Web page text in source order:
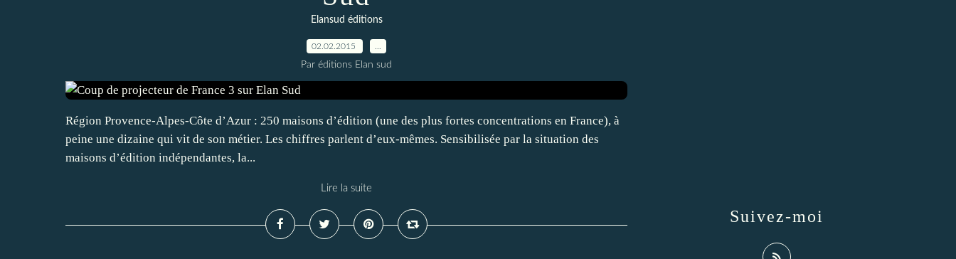
Elansud éditions
02.02.2015
Par éditions Elan sud
Région Provence-Alpes-Côte d’Azur : 250 maisons d’édition (une des plus fortes concentrations en France), à
peine une dizaine qui vit de son métier. Les chiffres parlent d’eux-mêmes. Sensibilisée par la situation des
maisons d’édition indépendantes, la...
Lire la suite
Suivez-moi